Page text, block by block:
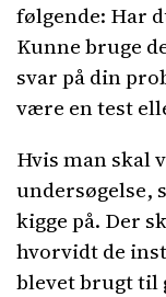
følgende: Har
Kunne bruge
svar på din
være en test
Hvis man skal
undersøgelse,
kigge på. Der
hvorvidt de
blevet brugt til